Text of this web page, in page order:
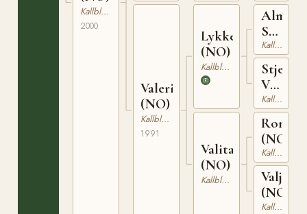
Kallblodig Travare
2000
Valerie
(NO)
Kallblodig Travare
1991
Lykkebron
(NO)
Kallblodig Travare
Valita
(NO)
Kallblodig Travare
Alm
Svarten
(NO)
Kallblodig Travare
Stjerne
Vira
(NO)
Kallblodig Travare
Ronson
(NO)
Kallblodig Travare
Valjana
(NO)
Kallblodig Travare